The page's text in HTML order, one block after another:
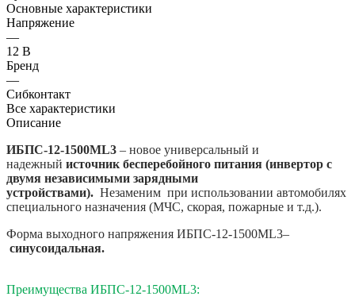
Основные характеристики
Напряжение
—
12 В
Бренд
—
Сибконтакт
Все характеристики
Описание
ИБПС-12-1500ML3 – новое универсальный и
надежный источник бесперебойного питания (инвертор с
двумя независимыми зарядными
устройствами). Незаменим при использовании автомобилях
специального назначения (МЧС, скорая, пожарные и т.д.).
Форма выходного напряжения ИБПС-12-1500ML3–
синусоидальная.
Преимущества ИБПС-12-1500ML3: